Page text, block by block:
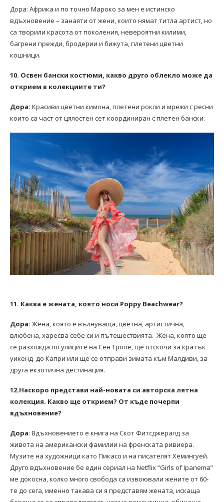
Дора: Африка и по точно Мароко за мен е истинско
вдъхновение – занаяти от жени, които нямат титла артист, но
са творили красота от поколения, невероятни килими,
багрени прежди, бродерии и бижута, плетени цветни
кошници.
10. Освен бански костюми, какво друго облекло може да
открием в колекциите ти?
Дора: Красиви цветни кимона, плетени рокли и мрежи с ресни
които са част от цялостен сет координиран с плетен бански.
11. Каква е жената, която носи Poppy Beachwear?
Дора: Жена, която е вълнуваща, цветна, артистична,
влюбена, харесва себе си и пътешествията. Жена, която ще
се разхожда по улиците на Сен Тропе, ще отскочи за кратък
уикенд до Капри или ще се отправи зимата към Малдиви, за
друга екзотична дестинация.
12.Наскоро представи най-новата си авторска лятна
колекция. Какво ще открием? От къде почерпи
вдъхновение?
Дора: Вдъхновението е книга на Скот Фитсджералд за
живота на американски фамилии на френската ривиера.
Музите на художници като Пикасо и на писателят Хемингуей.
Друго вдъхновение бе един сериал на Netflix “Girls of Ipanema”
ме докосна, колко много свобода са извоювали жените от 60-
те до сега, именно такава си я представям жената, искаща